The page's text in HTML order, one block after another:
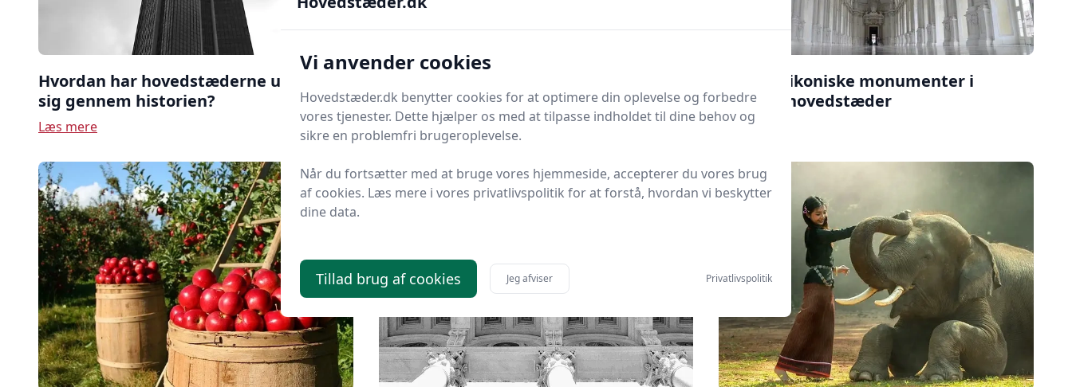
Hvordan har hovedstæderne udviklet
sig gennem historien?
Læs mere
hovedstad? En dybdegående analyse
Læs mere
De mest ikoniske monumenter i
verdens hovedstæder
Læs mere
Vi anvender cookies
Hovedstæder.dk benytter cookies for at optimere din oplevelse og forbedre
vores tjenester. Dette hjælper os med at tilpasse indholdet til dine behov og
sikre en problemfri brugeroplevelse.
Når du fortsætter med at bruge vores hjemmeside, accepterer du vores brug
af cookies. Læs mere i vores privatlivspolitik for at forstå, hvordan vi beskytter
dine data.
Tillad brug af cookies Jeg afviser Privatlivspolitik